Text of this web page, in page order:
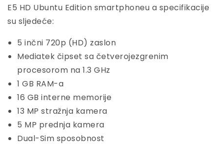
E5 HD Ubuntu Edition smartphoneu a specifikacije
su sljedeće:
5 inčni 720p (HD) zaslon
Mediatek čipset sa četverojezgrenim
procesorom na 1.3 GHz
1 GB RAM-a
16 GB interne memorije
13 MP stražnja kamera
5 MP prednja kamera
Dual-Sim sposobnost